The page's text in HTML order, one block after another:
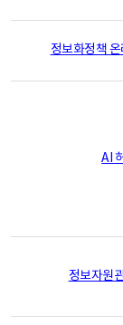
정보화정책
AI
정보자원